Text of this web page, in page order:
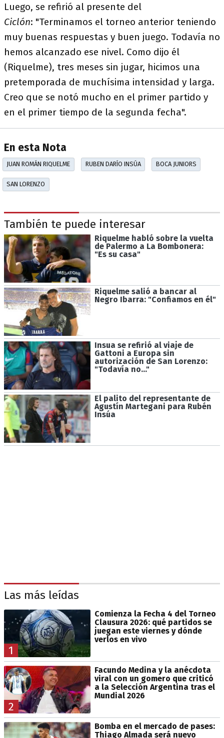
Luego, se refirió al presente del
Ciclón: "Terminamos el torneo anterior teniendo
muy buenas respuestas y buen juego. Todavía no
hemos alcanzado ese nivel. Como dijo él
(Riquelme), tres meses sin jugar, hicimos una
pretemporada de muchísima intensidad y larga.
Creo que se notó mucho en el primer partido y
en el primer tiempo de la segunda fecha".
En esta Nota
JUAN ROMÁN RIQUELME RUBEN DARÍO INSÚA BOCA JUNIORS
SAN LORENZO
También te puede interesar
Riquelme habló sobre la vuelta
de Palermo a La Bombonera:
"Es su casa"
Riquelme salió a bancar al
Negro Ibarra: "Confiamos en él"
Insua se refirió al viaje de
Gattoni a Europa sin
autorización de San Lorenzo:
"Todavía no..."
El palito del representante de
Agustín Martegani para Rubén
Insúa
Las más leídas
1
Comienza la Fecha 4 del Torneo
Clausura 2026: qué partidos se
juegan este viernes y dónde
verlos en vivo
2
Facundo Medina y la anécdota
viral con un gomero que criticó
a la Selección Argentina tras el
Mundial 2026
Bomba en el mercado de pases:
Thiago Almada será nuevo